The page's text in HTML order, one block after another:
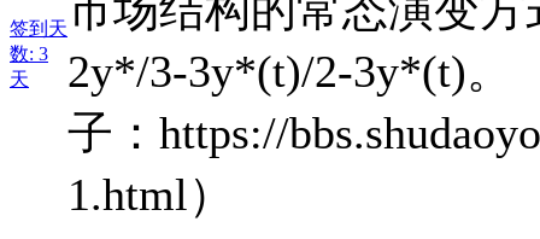
签到天
数: 3
天
2y*/3-3y*(t)/2-3y*(t)。
子：https://
1.html）